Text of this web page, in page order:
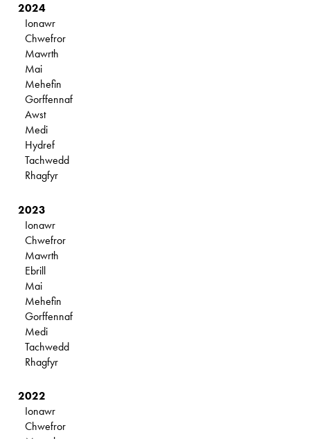
2024
Ionawr
Chwefror
Mawrth
Mai
Mehefin
Gorffennaf
Awst
Medi
Hydref
Tachwedd
Rhagfyr
2023
Ionawr
Chwefror
Mawrth
Ebrill
Mai
Mehefin
Gorffennaf
Medi
Tachwedd
Rhagfyr
2022
Ionawr
Chwefror